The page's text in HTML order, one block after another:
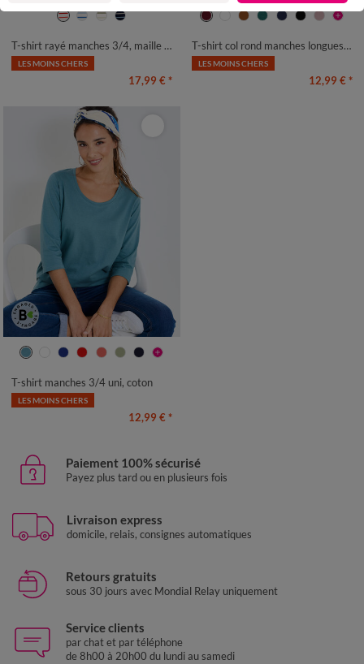
38/40 42/44
T-shirt rayé manches 3/4, maille jersey
LES MOINS CHERS
17,99 € *
34/36 38/40 42/44
46/48
T-shirt col rond manches longues uni
LES MOINS CHERS
12,99 € *
34/36 38/40 42/44
46/48
T-shirt manches 3/4 uni, coton
LES MOINS CHERS
12,99 € *
Paiement 100% sécurisé
Payez plus tard ou en plusieurs fois
Livraison express
domicile, relais, consignes automatiques
Retours gratuits
sous 30 jours avec Mondial Relay uniquement
Service clients
par chat et par téléphone
de 8h00 à 20h00 du lundi au samedi